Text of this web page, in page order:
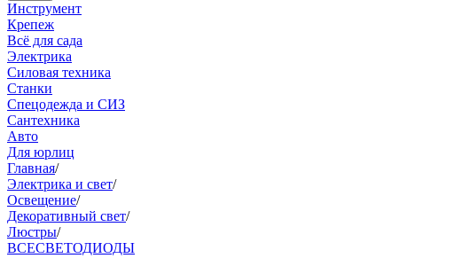
Инструмент
Крепеж
Всё для сада
Электрика
Силовая техника
Станки
Спецодежда и СИЗ
Сантехника
Авто
Для юрлиц
Главная/
Электрика и свет/
Освещение/
Декоративный свет/
Люстры/
ВСЕСВЕТОДИОДЫ